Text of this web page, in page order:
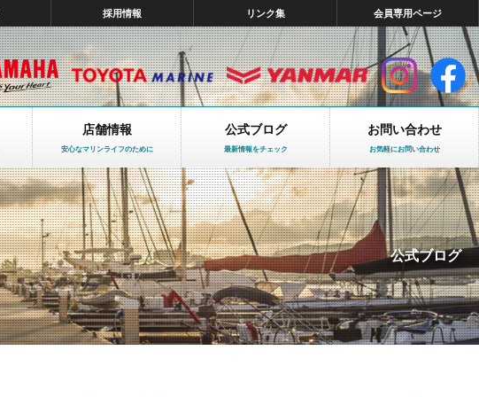
採用情報 リンク集 会員専用ページ
店舗情報
安心なマリンライフのために
公式ブログ
最新情報をチェック
お問い合わせ
お気軽にお問い合わせ
公式ブログ